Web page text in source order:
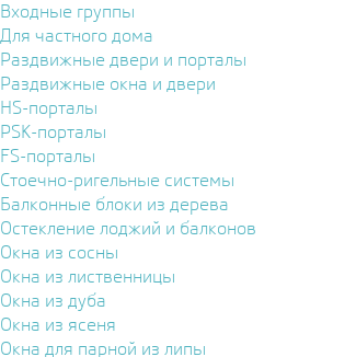
Входные группы
Для частного дома
Раздвижные двери и порталы
Раздвижные окна и двери
HS-порталы
PSK-порталы
FS-порталы
Стоечно-ригельные системы
Балконные блоки из дерева
Остекление лоджий и балконов
Окна из сосны
Окна из лиственницы
Окна из дуба
Окна из ясеня
Окна для парной из липы